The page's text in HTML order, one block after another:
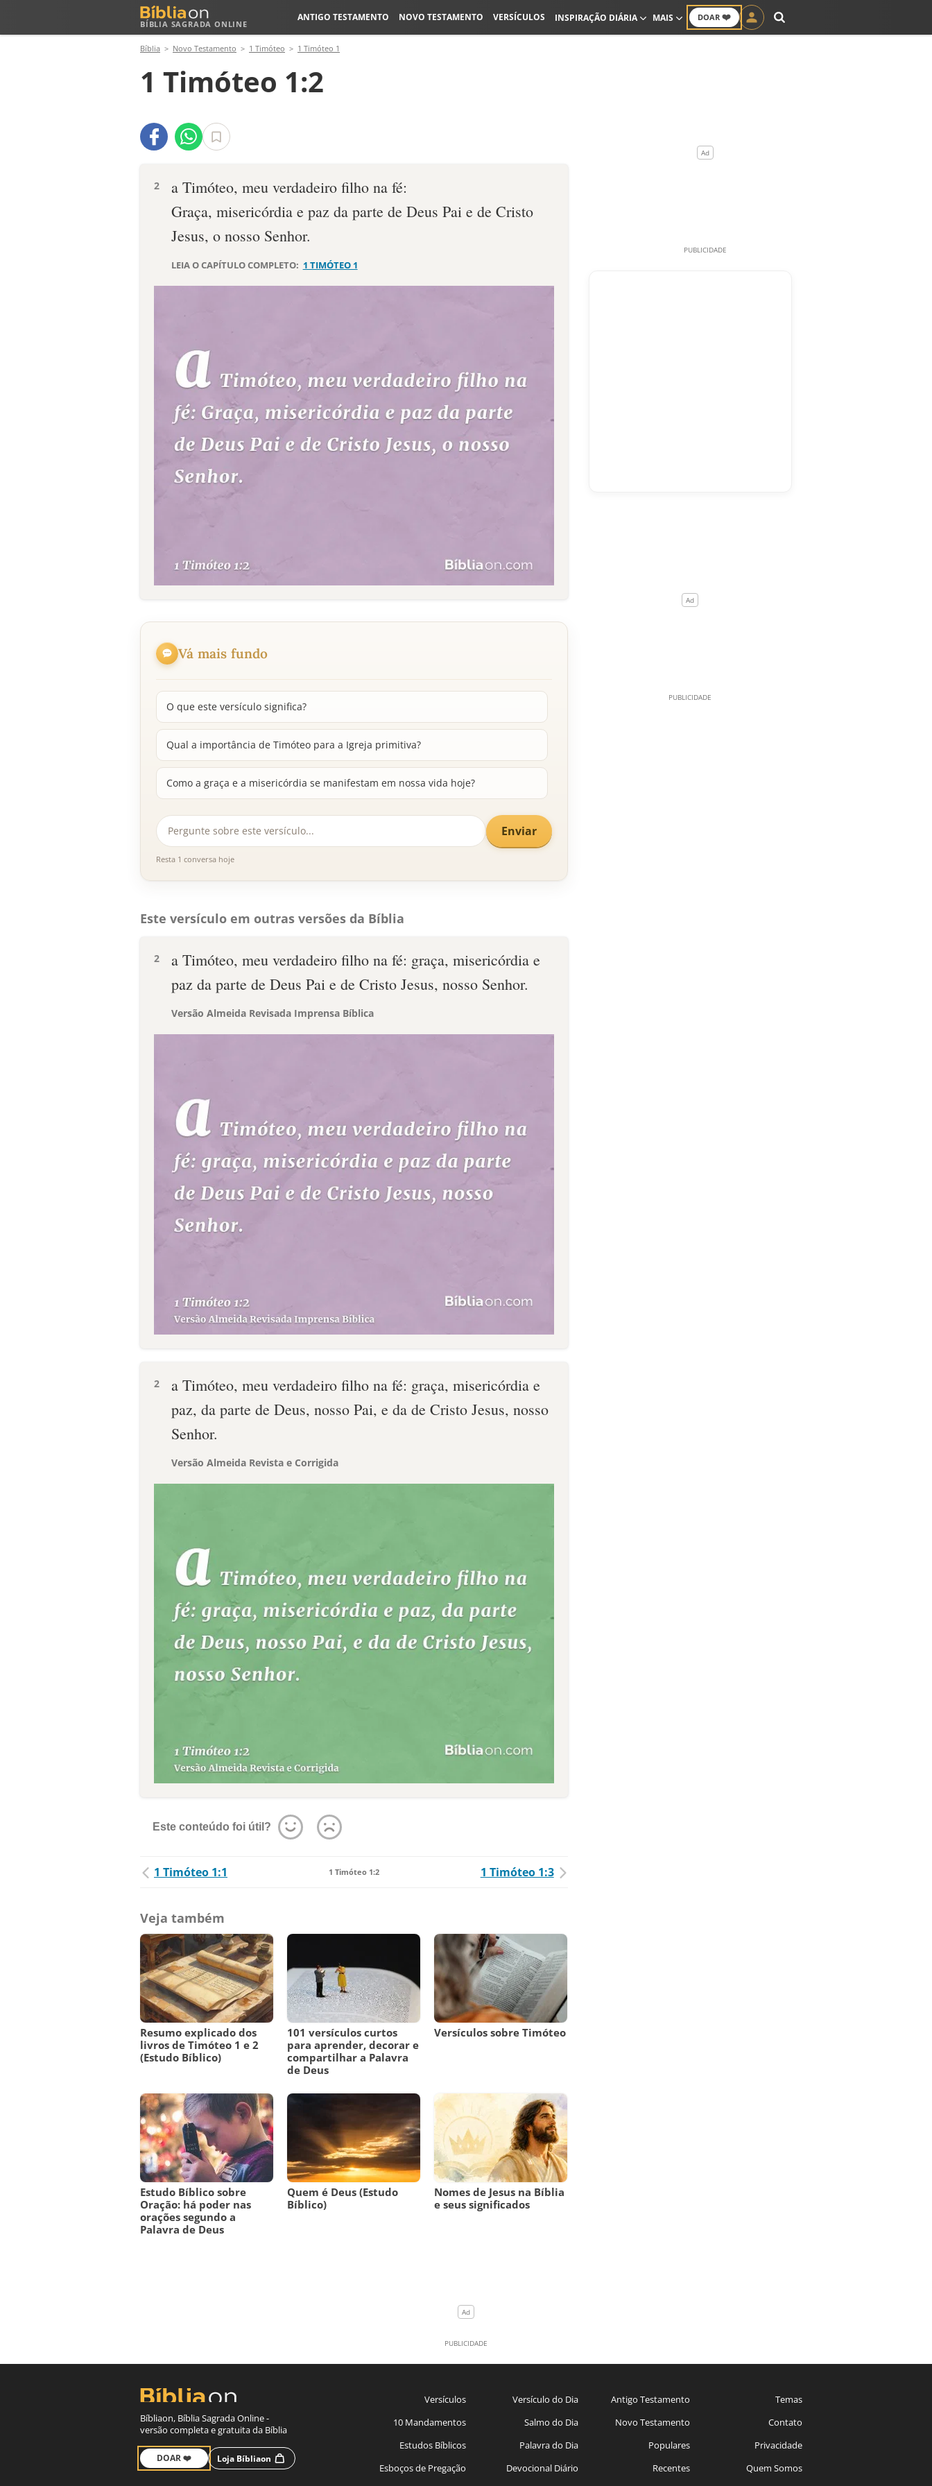
BÍBLIA SAGRADA ONLINE
DOAR ❤️
ANTIGO TESTAMENTO NOVO TESTAMENTO VERSÍCULOS INSPIRAÇÃO DIÁRIA MAIS
Bíblia Novo Testamento 1 Timóteo 1 Timóteo 1
1 Timóteo 1:2
2
a Timóteo, meu verdadeiro filho na fé:
Graça, misericórdia e paz da parte de Deus Pai e de Cristo
Jesus, o nosso Senhor.
LEIA O CAPÍTULO COMPLETO: 1 TIMÓTEO 1
Vá mais fundo
O que este versículo significa?
Qual a importância de Timóteo para a Igreja primitiva?
Como a graça e a misericórdia se manifestam em nossa vida hoje?
Enviar
Resta 1 conversa hoje
Este versículo em outras versões da Bíblia
2
a Timóteo, meu verdadeiro filho na fé: graça, misericórdia e
paz da parte de Deus Pai e de Cristo Jesus, nosso Senhor.
Versão Almeida Revisada Imprensa Bíblica
2
a Timóteo, meu verdadeiro filho na fé: graça, misericórdia e
paz, da parte de Deus, nosso Pai, e da de Cristo Jesus, nosso
Senhor.
Versão Almeida Revista e Corrigida
Este conteúdo foi útil?
1 Timóteo 1:1 1 Timóteo 1:2 1 Timóteo 1:3
Veja também
Resumo explicado dos
livros de Timóteo 1 e 2
(Estudo Bíblico)
101 versículos curtos
para aprender, decorar e
compartilhar a Palavra
de Deus
Versículos sobre Timóteo
Estudo Bíblico sobre
Oração: há poder nas
orações segundo a
Palavra de Deus
Quem é Deus (Estudo
Bíblico)
Nomes de Jesus na Bíblia
e seus significados
Bíbliaon, Bíblia Sagrada Online -
versão completa e gratuita da Bíblia
DOAR ❤️ Loja Bíbliaon
Versículos
10 Mandamentos
Estudos Bíblicos
Esboços de Pregação
Versículo do Dia
Salmo do Dia
Palavra do Dia
Devocional Diário
Antigo Testamento
Novo Testamento
Populares
Recentes
Temas
Contato
Privacidade
Quem Somos